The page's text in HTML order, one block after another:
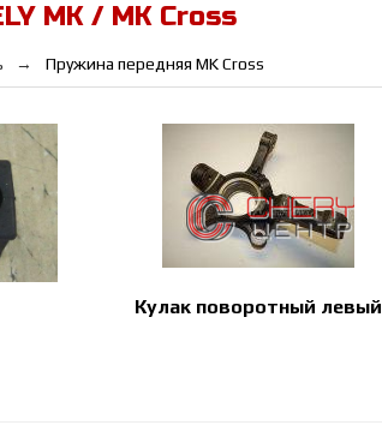
MK / MK Cross
Пружина передняя MK Cross
Кулак поворотный левый